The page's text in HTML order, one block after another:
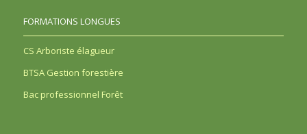
FORMATIONS LONGUES
CS Arboriste élagueur
BTSA Gestion forestière
Bac professionnel Forêt